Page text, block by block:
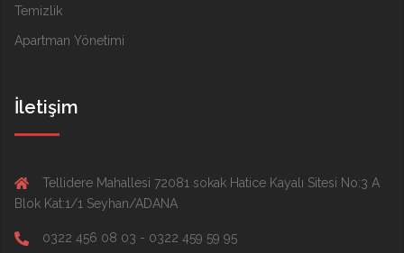
Temizlik
Apartman Yönetimi
İletişim
Tellidere Mahallesi 72081 sokak Hatice Kayalı Sitesi No:3 A
Blok Kat:1/1 Seyhan/ADANA
0322 456 08 03 - 0322 459 59 95